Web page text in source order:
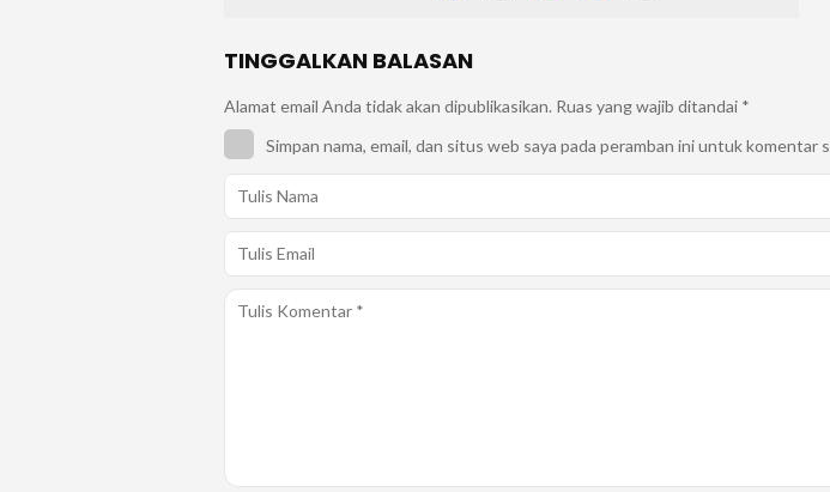
TINGGALKAN BALASAN
Alamat email Anda tidak akan dipublikasikan. Ruas yang wajib ditandai *
Simpan nama, email, dan situs web saya pada peramban ini untuk komentar